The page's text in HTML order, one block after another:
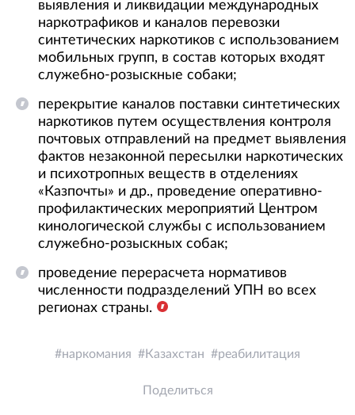
выявления и ликвидации международных
наркотрафиков и каналов перевозки
синтетических наркотиков с использованием
мобильных групп, в состав которых входят
служебно-розыскные собаки;
перекрытие каналов поставки синтетических
наркотиков путем осуществления контроля
почтовых отправлений на предмет выявления
фактов незаконной пересылки наркотических
и психотропных веществ в отделениях
«Казпочты» и др., проведение оперативно-
профилактических мероприятий Центром
кинологической службы с использованием
служебно-розыскных собак;
проведение перерасчета нормативов
численности подразделений УПН во всех
регионах страны.
наркомания Казахстан реабилитация
Поделиться